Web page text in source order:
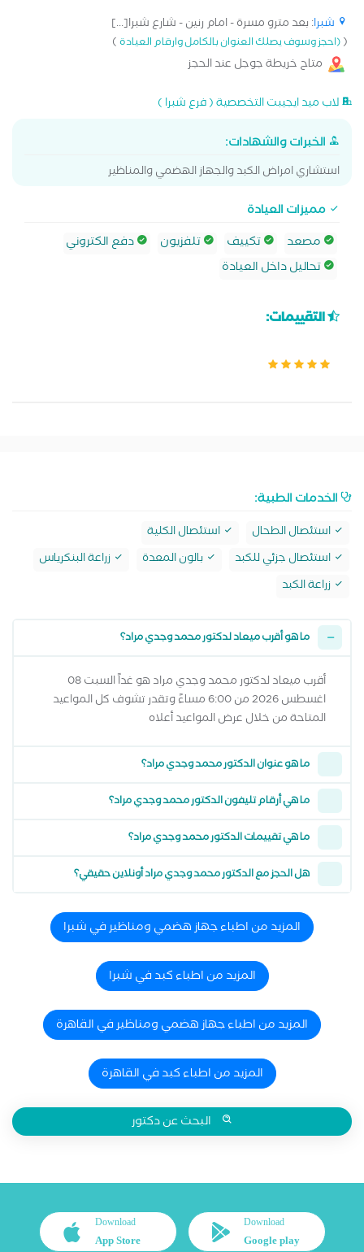
شبرا: بعد مترو مسرة - امام رنين - شارع شبرا[...]
((احجز وسوف يصلك العنوان بالكامل وارقام العيادة)
متاح خريطة جوجل عند الحجز
لاب ميد ايجيبت التخصصية ( فرع شبرا )
الخبرات والشهادات:
استشاري امراض الكبد والجهاز الهضمي والمناظير
مميزات العيادة
مصعد
تكييف تلفزيون
دفع الكتروني
تحاليل داخل العيادة
التقييمات:
الخدمات الطبية:
استئصال الطحال
استئصال الكلية
استئصال جزئي للكبد
بالون المعدة
زراعة البنكرياس
زراعة الكبد
ما هو أقرب ميعاد لدكتور محمد وجدي مراد؟
أقرب ميعاد لدكتور محمد وجدي مراد هو غداً السبت 08
اغسطس 2026 من 6:00 مساءً وتقدر تشوف كل المواعيد
المتاحة من خلال عرض المواعيد أعلاه
ما هو عنوان الدكتور محمد وجدي مراد؟
ما هي أرقام تليفون الدكتور محمد وجدي مراد؟
ما هي تقييمات الدكتور محمد وجدي مراد؟
هل الحجز مع الدكتور محمد وجدي مراد أونلاين حقيقي؟
المزيد من اطباء جهاز هضمي ومناظير في شبرا
المزيد من اطباء كبد في شبرا
المزيد من اطباء جهاز هضمي ومناظير في القاهرة
المزيد من اطباء كبد في القاهرة
البحث عن دكتور
Download
Google play
Download
App Store